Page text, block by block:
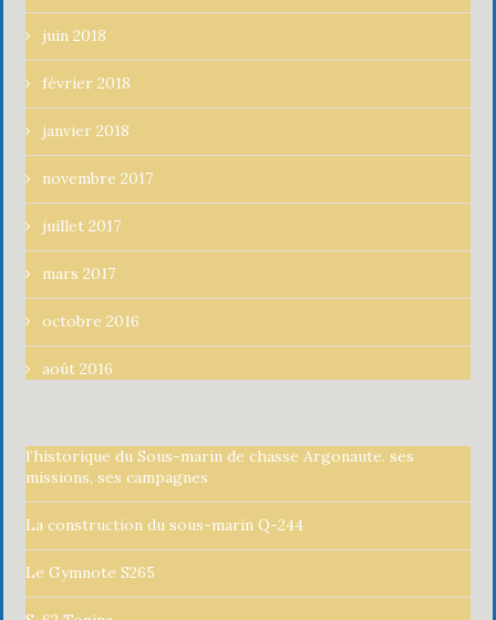
juin 2018
février 2018
janvier 2018
novembre 2017
juillet 2017
mars 2017
octobre 2016
août 2016
l’historique du Sous-marin de chasse Argonaute. ses
missions, ses campagnes
La construction du sous-marin Q-244
Le Gymnote S265